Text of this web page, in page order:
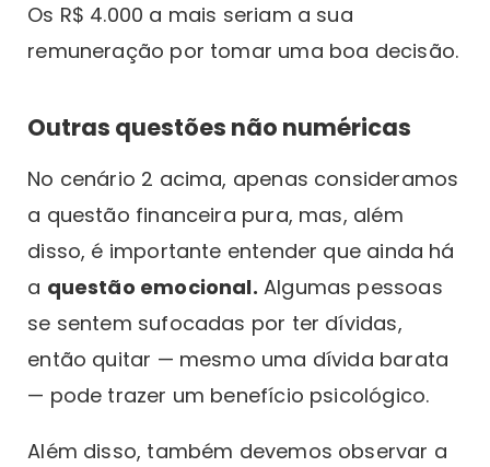
Os R$ 4.000 a mais seriam a sua
remuneração por tomar uma boa decisão.
Outras questões não numéricas
No cenário 2 acima, apenas consideramos
a questão financeira pura, mas, além
disso, é importante entender que ainda há
a questão emocional. Algumas pessoas
se sentem sufocadas por ter dívidas,
então quitar — mesmo uma dívida barata
— pode trazer um benefício psicológico.
Além disso, também devemos observar a